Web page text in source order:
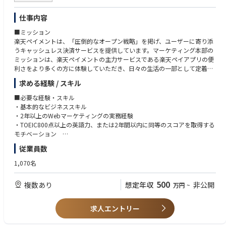
6. プロジェクト管理
課題の定義、実験計画、スケジュール管理、チーム連携
7. 技術指導・ナレッジ共有
装置設置時のトレーニング。若手エンジニア育成
■扱う装置
エッチング（Etch）
成膜（Deposition）
洗浄（Wet Clean）
PLP（新アプリケーション）
■出張について
・出張無し拠点
北海道オフィス
広島オフィス
北上サービスセンター
四日市テクノロジーセンター※四日市拠点のみ入社後1～2年目に研修の一
環で北上への出張が生じる場合がございます。
・アプリケーションエンジニア
■以下の経験をお持ちの方は、特に親和性があります
・顧客の要望を整理し、技術的な観点で形にしてきた経験
・技術的な立場で、製品やサービスの価値を説明してきた経験
・社内外を巻き込んで、案件やテーマを前に進めた経験
・半導体材料、製造、装置メーカーでのプロセスエンジニアまたはアプリ
ケーションエンジニア経験
■歓迎要件
・材料、化学、物理系分野の大学院修了（修士または博士）
・半導体、電子材料、薄膜、成膜、エッチング、洗浄などに関わる知識や
経験
（業務経験でなく、研究や評価レベルでも問題ありません）
・装置メーカー、材料メーカー、デバイスメーカーなどでの評価、試作、
・実験結果やデータをまとめ、改善提案や報告を行った経験（DOE、統計
手法の名称を使っていなくても問題ありません）
・顧客先や現場での評価対応、技術説明、レポート作成の経験
または、簡単な技術的なやり取りができる方
仕事内容
■ミッション
楽天ペイメントは、「圧倒的なオープン戦略」を掲げ、ユーザーに寄り添
うキャッシュレス決済サービスを提供しています。マーケティング本部の
ミッションは、楽天ペイメントの主力サービスである楽天ペイアプリの便
利さをより多くの方に体験していただき、日々の生活の一部として定着さ
せることです。そのために、新たなサービスの企画や、ユーザーにファン
になっていただくためのマーケティング施策を推進し、楽天ペイアプリの
価値を最大化していきます。
▼楽天ペイ（オンライン決済）
https://checkout.rakuten.co.jp/biz/
新規顧客獲得を担う顧客獲得部、獲得した顧客の利用促進や活性化を担う
推進部があります
【顧客獲得部】
顧客獲得部は、まだ楽天ペイを体験したことのないユーザーの新規利用登
録や新規登録ユーザーの初めてのご利用を促進しています。
トを企画・推進し、多種多様な関係者を巻き込みながら、シナジーを創出
し各事業が成長できる新たな仕組みを実装し、運用、改善を推進していま
求める経験 / スキル
■必要な経験・スキル
・基本的なビジネススキル
・2年以上のWebマーケティングの実務経験
・TOEIC800点以上の英語力、または2年間以内に同等のスコアを取得する
モチベーション
■望ましい経験・スキル
・オンライン・オフラインマーケティングの実務経験
・SQLを用いたビッグデータ分析の経験
・DOMO、Kintone、Tableauなどの活用経験
・プロジェクトマネジメントの経験
・アプリビジネスの戦略立案から実行までの経験
従業員数
1,070名
複数あり 想定年収 500 万円 ~ 非公開
求人エントリー